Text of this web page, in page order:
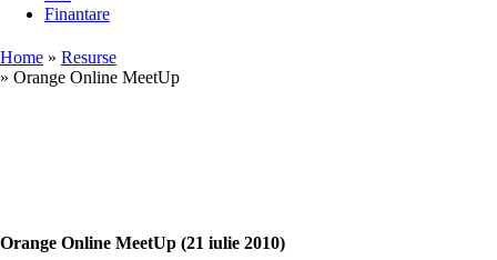
Finantare
Home » Resurse
» Orange Online MeetUp
Orange Online MeetUp (21 iulie 2010)